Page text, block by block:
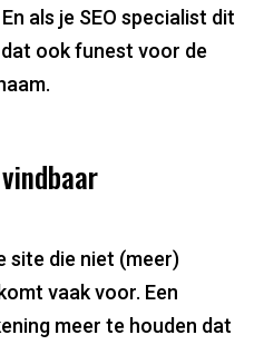
als je SEO specialist dit
ook funest voor de
site die niet (meer)
vaak voor. Een
meer te houden dat